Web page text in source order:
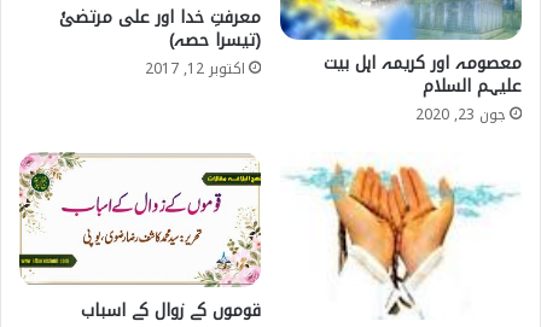
معصومہ اور کریمہ اہل بیت
علیہم السلام
جون 23, 2020
معرفتِ خدا اور علی مرتضیٰؑ
(تیسرا حصہ)
اکتوبر 12, 2017
قوموں کے زوال کے اسباب